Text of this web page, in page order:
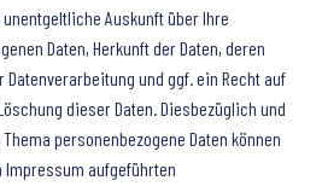
Auskunft über Ihre
Daten, Herkunft der Daten, deren
Datenverarbeitung und ggf. ein Recht auf
dieser Daten. Diesbezüglich und
personenbezogene Daten können
aufgeführten